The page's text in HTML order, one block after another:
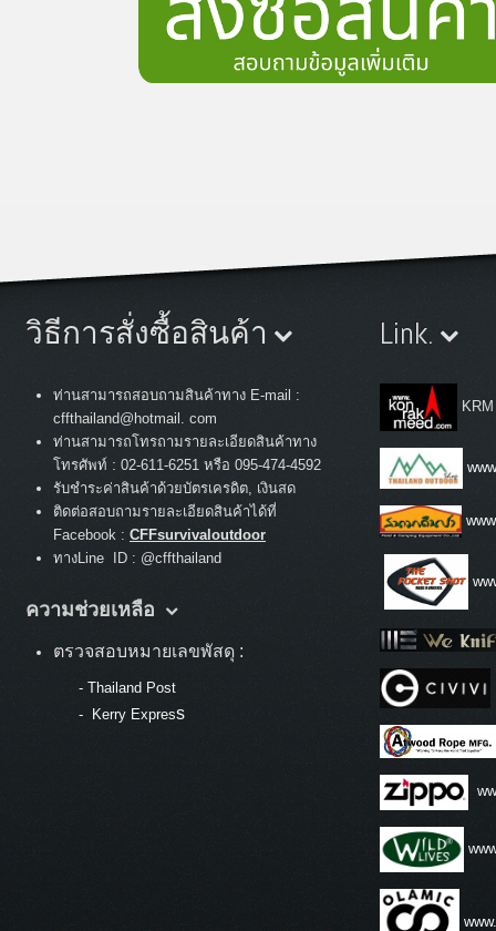
วิธีการสั่งซื้อสินค้า
ท่านสามารถสอบถามสินค้าทาง E-mail :
cffthailand@hotmail. com
ท่านสามารถโทรถามรายละเอียดสินค้าทาง
โทรศัพท์ : 02-611-6251 หรือ 095-474-4592
รับชำระค่าสินค้าด้วยบัตรเครดิต, เงินสด
ติดต่อสอบถามรายละเอียดสินค้าได้ที่
Facebook : CFFsurvivaloutdoor
ทางLine ID : @cffthailand
ความช่วยเหลือ
ตรวจสอบหมายเลขพัสดุ :
- Thailand Post
-
Kerry Express
Link.
KRM